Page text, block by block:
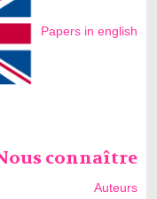
Papers in english
connaître
Auteurs